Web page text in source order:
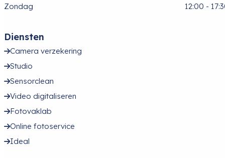
Zondag
12:00 -
Diensten
Camera verzekering
Studio
Sensorclean
Video digitaliseren
Fotovaklab
Online fotoservice
Ideal